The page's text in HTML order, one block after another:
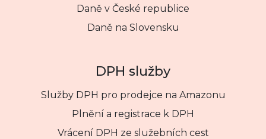
Daně v České republice
Daně na Slovensku
DPH služby
Služby DPH pro prodejce na Amazonu
Plnění a registrace k DPH
Vrácení DPH ze služebních cest